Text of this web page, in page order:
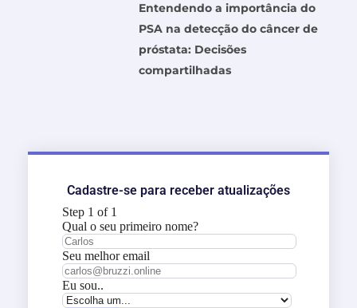
Entendendo a importância do
PSA na detecção do câncer de
próstata: Decisões
compartilhadas
Cadastre-se para receber atualizações